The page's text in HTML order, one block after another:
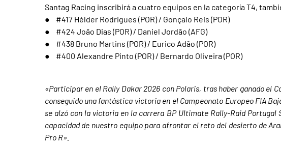
Santag Racing inscribirá a cuatro equipos en la categoría T4,
● #417 Hélder Rodrigues (POR) / Gonçalo Reis (POR)
● #424 João Dias (POR) / Daniel Jordão (AFG)
● #438 Bruno Martins (POR) / Eurico Adão (POR)
● #400 Alexandre Pinto (POR) / Bernardo Oliveira (POR)
«Participar en el Rally Dakar 2026 con Polaris, tras haber ganado el
conseguido una fantástica victoria en el Campeonato Europeo FIA
se alzó con la victoria en la carrera BP Ultimate Rally-Raid
capacidad de nuestro equipo para afrontar el reto del desierto de
Pro R».